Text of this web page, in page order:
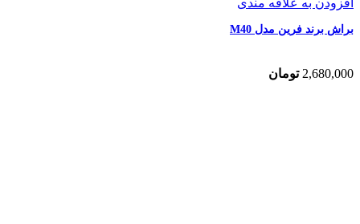
افزودن به علاقه مندی
براش برند فرین مدل M40
2,680,000 تومان